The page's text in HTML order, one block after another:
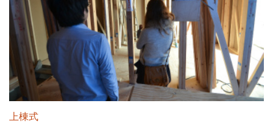
上棟式